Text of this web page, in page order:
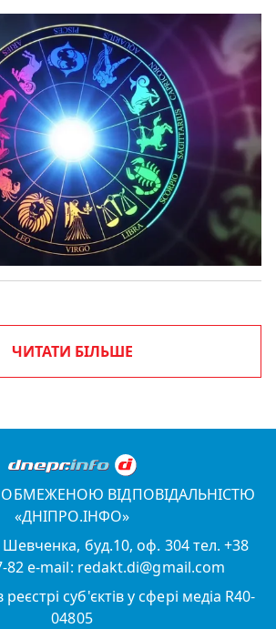
ЧИТАТИ БІЛЬШЕ
ВІДПОВІДАЛЬНІСТЮ
«ДНІПРО.ІНФО»
буд.10, оф. 304 тел. +38
82 e-mail: redakt.di@gmail.com
суб'єктів у сфері медіа R40-
04805